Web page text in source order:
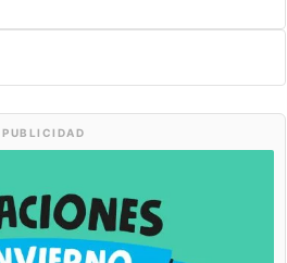
PUBLICIDAD